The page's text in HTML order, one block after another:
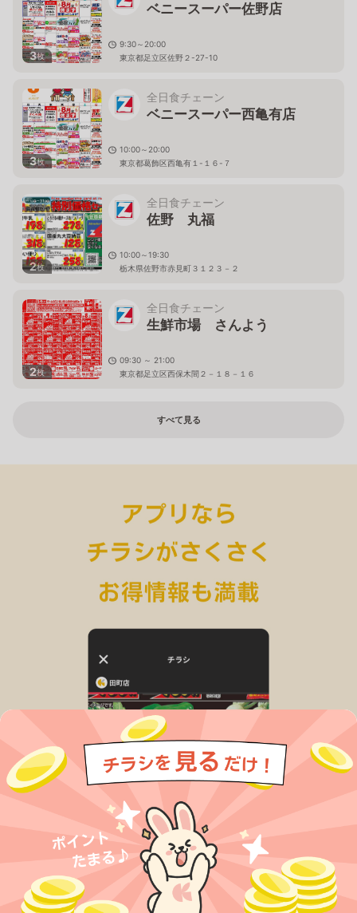
3枚
ベニースーパー佐野店
9:30～20:00
東京都足立区佐野２-27-10
3枚
全日食チェーン
ベニースーパー西亀有店
10:00～20:00
東京都葛飾区西亀有１-１６-７
2枚
全日食チェーン
佐野 丸福
10:00～19:30
栃木県佐野市赤見町３１２３－２
2枚
全日食チェーン
生鮮市場 さんよう
09:30 ～ 21:00
東京都足立区西保木間２－１８－１６
すべて見る